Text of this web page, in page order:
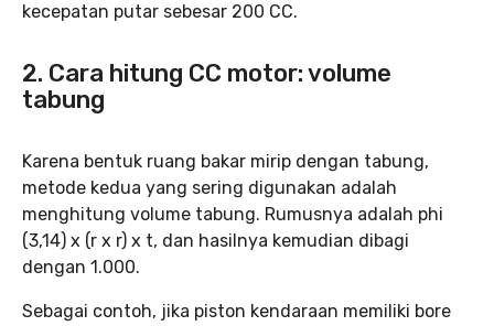
kecepatan putar sebesar 200 CC.
2. Cara hitung CC motor: volume
tabung
Karena bentuk ruang bakar mirip dengan tabung,
metode kedua yang sering digunakan adalah
menghitung volume tabung. Rumusnya adalah phi
(3,14) x (r x r) x t, dan hasilnya kemudian dibagi
dengan 1.000.
Sebagai contoh, jika piston kendaraan memiliki bore